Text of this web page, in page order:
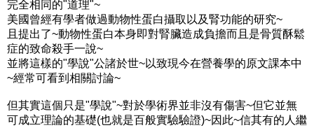
完全相同的"道理"~
美國曾經有學者做過動物性蛋白攝取以及腎功能的研究~
且提出了~動物性蛋白本身即對腎臟造成負擔而且是骨質酥鬆
症的致命殺手一說~
並將這樣的"學說"公諸於世~以致現今在營養學的原文課本中
~經常可看到相關討論~
但其實這個只是"學說"~對於學術界並非沒有傷害~但它並無
可成立理論的基礎(也就是百般實驗驗證)~因此~信其有的人繼